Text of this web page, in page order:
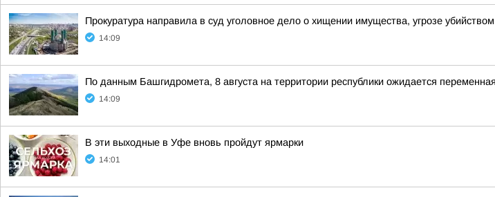
Прокуратура направила в суд уголовное дело о хищении имущества, угрозе
14:09
По данным Башгидромета, 8 августа на территории республики ожидается
14:09
В эти выходные в Уфе вновь пройдут ярмарки
14:01